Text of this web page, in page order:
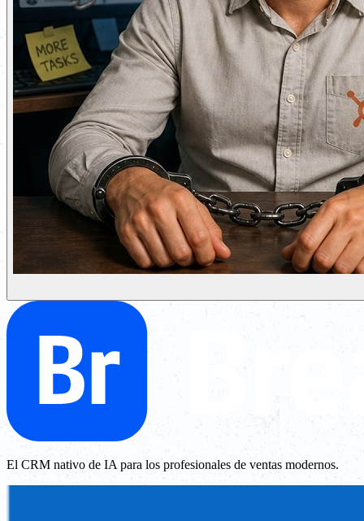
El CRM nativo de IA para los profesionales de ventas modernos.